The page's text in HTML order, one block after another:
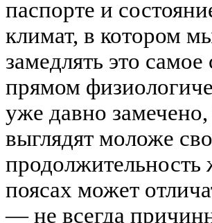
паспорте и
климат, в котором
замедлять это
прямом
уже давно
выглядят моложе
поясах может
— не всегда